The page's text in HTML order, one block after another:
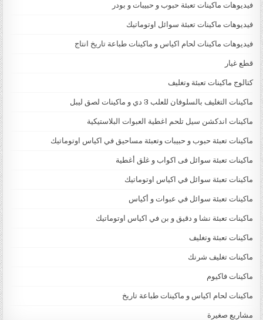
فيديوهات ماكينات تعبئة حبوب و حبيبات و بودر
فيديوهات ماكينات تعبئة سوائل اوتوماتيك
فيديوهات ماكينات لحام اكياس و ماكينات طباعة تاريخ انتاج
قطع غيار
كتالوج ماكينات تعبئة وتغليف
ماكينات التغليف بالسلوفان للعلب 3 دي و ماكينات لصق ليبل
ماكينات اندكشن سيل تلحم اغطية العبوات البلاستيكية
ماكينات تعبئة حبوب و حبيبات وتعبئة مساحيق في اكياس اوتوماتيك
ماكينات تعبئة سوائل فى اكواب و غلق أغطية
ماكينات تعبئة سوائل في اكياس اوتوماتيك
ماكينات تعبئة سوائل في عبوات و أكياس
ماكينات تعبئة نشا و دقيق و بن في اكياس اوتوماتيك
ماكينات تعبئة وتغليف
ماكينات تغليف شرنك
ماكينات فاكيوم
ماكينات لحام اكياس و ماكينات طباعة تاريخ
مشاريع صغيرة